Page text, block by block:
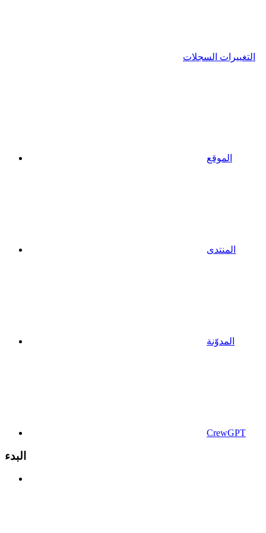
التغييرات السجلات
الموقع
المنتدى
المدوّنة
CrewGPT
البدء